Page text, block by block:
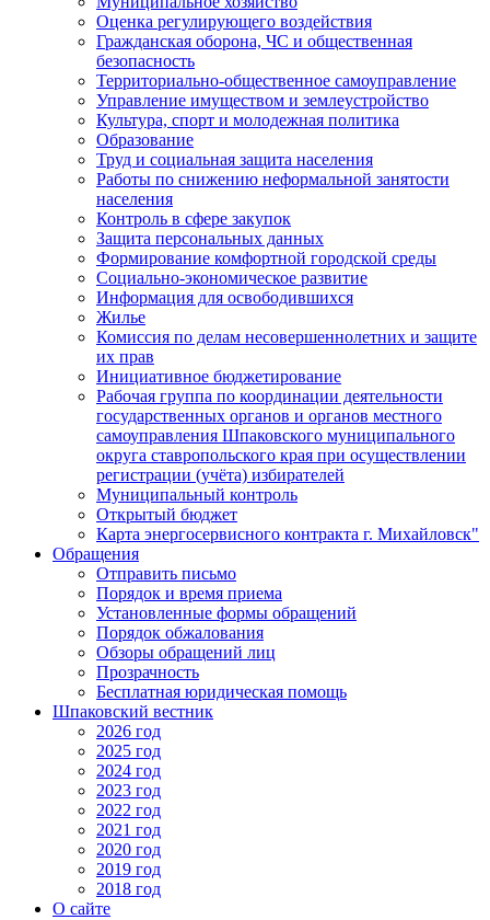
Оценка регулирующего воздействия
Гражданская оборона, ЧС и общественная
безопасность
Территориально-общественное самоуправление
Управление имуществом и землеустройство
Культура, спорт и молодежная политика
Образование
Труд и социальная защита населения
Работы по снижению неформальной занятости
населения
Контроль в сфере закупок
Защита персональных данных
Формирование комфортной городской среды
Социально-экономическое развитие
Информация для освободившихся
Жилье
Комиссия по делам несовершеннолетних и защите
их прав
Инициативное бюджетирование
Рабочая группа по координации деятельности
государственных органов и органов местного
самоуправления Шпаковского муниципального
округа ставропольского края при осуществлении
регистрации (учёта) избирателей
Муниципальный контроль
Открытый бюджет
Карта энергосервисного контракта г. Михайловск"
Обращения
Отправить письмо
Порядок и время приема
Установленные формы обращений
Порядок обжалования
Обзоры обращений лиц
Прозрачность
Бесплатная юридическая помощь
Шпаковский вестник
2026 год
2025 год
2024 год
2023 год
2022 год
2021 год
2020 год
2019 год
2018 год
О сайте